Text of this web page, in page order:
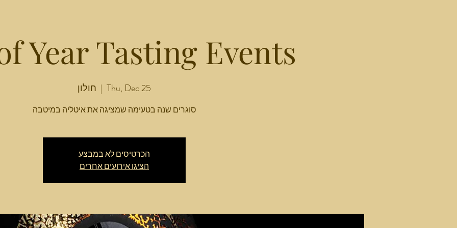
Year Tasting Events
Thu, Dec 25
  |
חולון
סוגרים שנה בטעימה שמציגה את איטליה במיטבה
הכרטיסים לא במבצע
הציגו אירועים אחרים